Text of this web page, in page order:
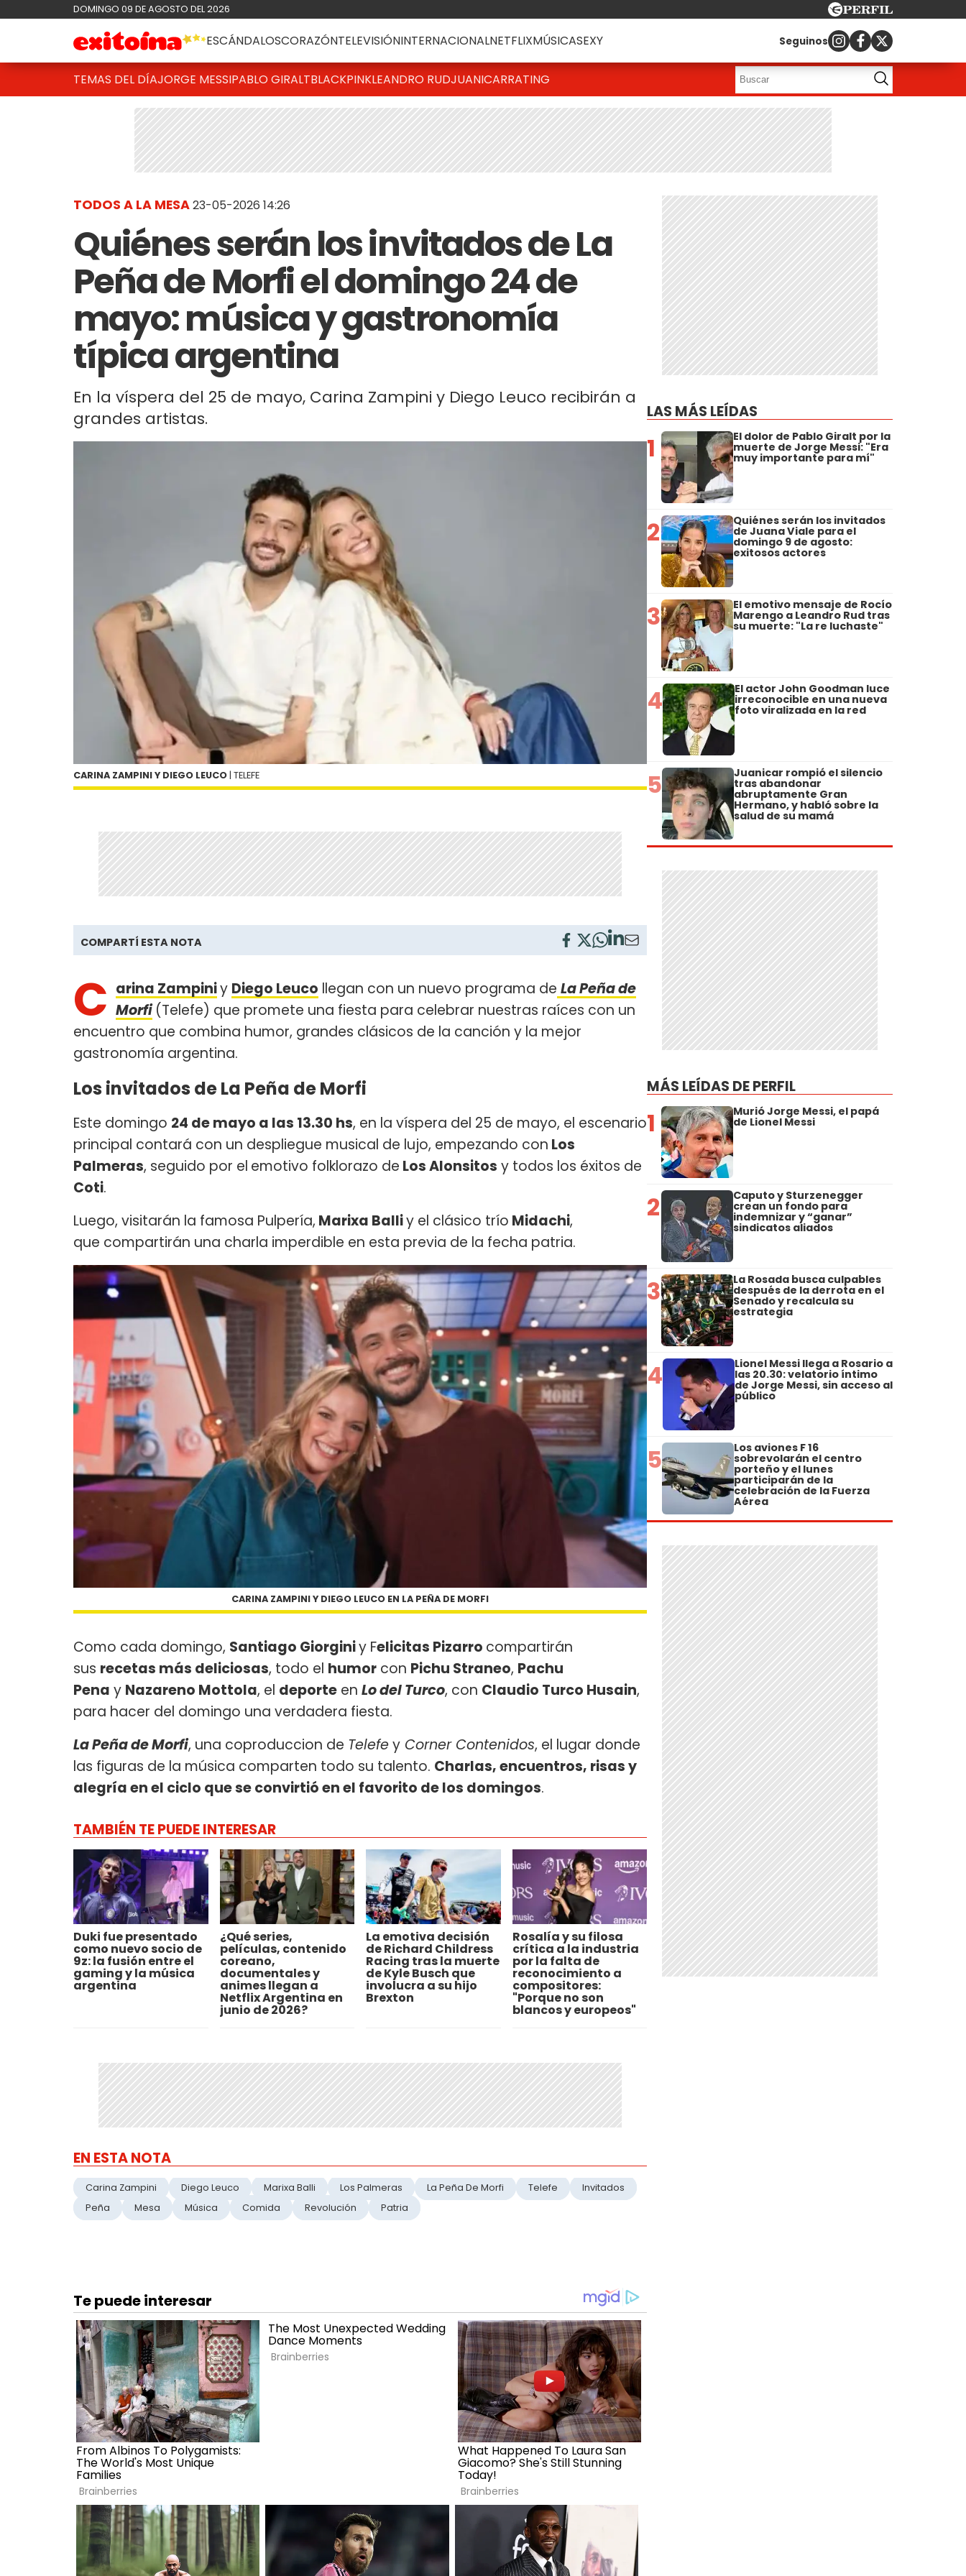
DOMINGO 09 DE AGOSTO DEL 2026
ESCÁNDALOSCORAZÓNTELEVISIÓNINTERNACIONALNETFLIXMÚSICASEXY Seguinos
TEMAS DEL DÍAJORGE MESSIPABLO GIRALTBLACKPINKLEANDRO RUDJUANICARRATING
TODOS A LA MESA23-05-2026 14:26
Quiénes serán los invitados de La
Peña de Morfi el domingo 24 de
mayo: música y gastronomía
típica argentina
En la víspera del 25 de mayo, Carina Zampini y Diego Leuco recibirán a
grandes artistas.
CARINA ZAMPINI Y DIEGO LEUCO | TELEFE
COMPARTÍ ESTA NOTA
C arina Zampiniy Diego Leuco llegan con un nuevo programa de La Peña de
Morfi (Telefe) que promete una fiesta para celebrar nuestras raíces con un
encuentro que combina humor, grandes clásicos de la canción y la mejor
gastronomía argentina.
Los invitados de La Peña de Morfi
Este domingo 24 de mayo a las 13.30 hs, en la víspera del 25 de mayo, el escenario
principal contará con un despliegue musical de lujo, empezando con Los
Palmeras, seguido por el emotivo folklorazo de Los Alonsitos y todos los éxitos de
Coti.
Luego, visitarán la famosa Pulpería, Marixa Balliy el clásico trío Midachi,
que compartirán una charla imperdible en esta previa de la fecha patria.
CARINA ZAMPINI Y DIEGO LEUCO EN LA PEÑA DE MORFI
Como cada domingo, Santiago Giorginiy Felicitas Pizarro compartirán
sus recetas más deliciosas, todo el humor con Pichu Straneo, Pachu
Pena y Nazareno Mottola, el deporte en Lo del Turco, con Claudio Turco Husain,
para hacer del domingo una verdadera fiesta.
La Peña de Morfi, una coproduccion de Telefey Corner Contenidos, el lugar donde
las figuras de la música comparten todo su talento. Charlas, encuentros, risas y
alegría en el ciclo que se convirtió en el favorito de los domingos.
TAMBIÉN TE PUEDE INTERESAR
Duki fue presentado
como nuevo socio de
9z: la fusión entre el
gaming y la música
argentina
¿Qué series,
películas, contenido
coreano,
documentales y
animes llegan a
Netflix Argentina en
junio de 2026?
La emotiva decisión
de Richard Childress
Racing tras la muerte
de Kyle Busch que
involucra a su hijo
Brexton
Rosalía y su filosa
crítica a la industria
por la falta de
reconocimiento a
compositores:
"Porque no son
blancos y europeos"
EN ESTA NOTA
Carina Zampini Diego Leuco Marixa Balli Los Palmeras La Peña De Morfi Telefe
Invitados
Peña
Mesa Música Comida Revolución Patria
LAS MÁS LEÍDAS
1 El dolor de Pablo Giralt por la
muerte de Jorge Messi: "Era
muy importante para mí"
2 Quiénes serán los invitados
de Juana Viale para el
domingo 9 de agosto:
exitosos actores
3 El emotivo mensaje de Rocío
Marengo a Leandro Rud tras
su muerte: "La re luchaste"
4 El actor John Goodman luce
irreconocible en una nueva
foto viralizada en la red
5 Juanicar rompió el silencio
tras abandonar
abruptamente Gran
Hermano, y habló sobre la
salud de su mamá
MÁS LEÍDAS DE PERFIL
1 Murió Jorge Messi, el papá
de Lionel Messi
2 Caputo y Sturzenegger
crean un fondo para
indemnizar y “ganar”
sindicatos aliados
3 La Rosada busca culpables
después de la derrota en el
Senado y recalcula su
estrategia
4 Lionel Messi llega a Rosario a
las 20.30: velatorio íntimo
de Jorge Messi, sin acceso al
público
5 Los aviones F 16
sobrevolarán el centro
porteño y el lunes
participarán de la
celebración de la Fuerza
Aérea